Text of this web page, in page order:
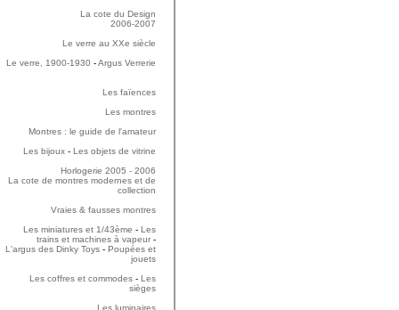
La cote du Design
2006-2007
Le verre au XXe siècle
Le verre, 1900-1930 -Argus Verrerie
Les faïences
Les montres
Montres : le guide de l'amateur
Les bijoux - Les objets de vitrine
Horlogerie 2005 - 2006
La cote de montres modernes et de
collection
Vraies & fausses montres
Les miniatures et 1/43ème - Les
trains et machines à vapeur -
L'argus des Dinky Toys - Poupées et
jouets
Les coffres et commodes - Les
sièges
Les luminaires